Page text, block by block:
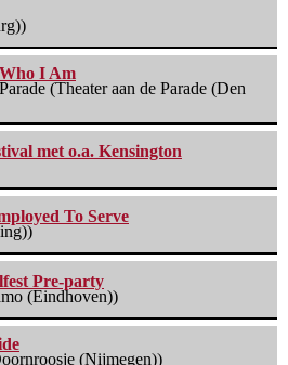
I Am
(Theater aan de Parade (Den
met o.a. Kensington
To Serve
Pre-party
(Eindhoven))
(Nijmegen))